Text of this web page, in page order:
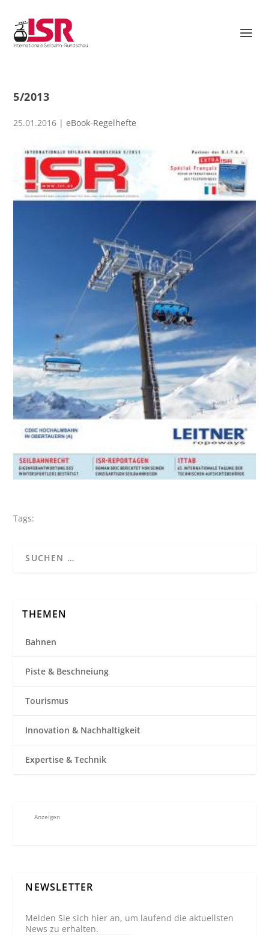
5/2013
25.01.2016 |eBook-Regelhefte
Tags:
THEMEN
Bahnen
Piste & Beschneiung
Tourismus
Innovation & Nachhaltigkeit
Expertise & Technik
Anzeigen
NEWSLETTER
Melden Sie sich hier an, um laufend die aktuellsten
News zu erhalten.